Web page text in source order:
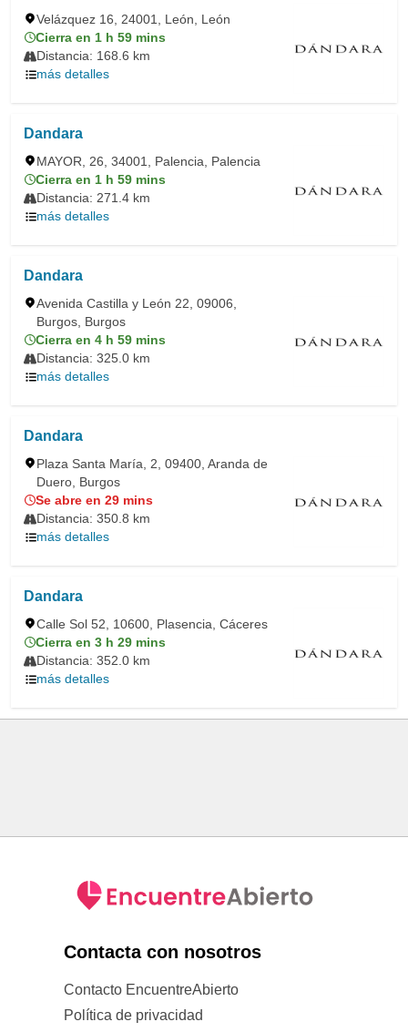
Velázquez 16, 24001, León, León
Cierra en 1 h 59 mins
Distancia: 168.6 km
más detalles
Dandara
MAYOR, 26, 34001, Palencia, Palencia
Cierra en 1 h 59 mins
Distancia: 271.4 km
más detalles
Dandara
Avenida Castilla y León 22, 09006,
Burgos, Burgos
Cierra en 4 h 59 mins
Distancia: 325.0 km
más detalles
Dandara
Plaza Santa María, 2, 09400, Aranda de
Duero, Burgos
Se abre en 29 mins
Distancia: 350.8 km
más detalles
Dandara
Calle Sol 52, 10600, Plasencia, Cáceres
Cierra en 3 h 29 mins
Distancia: 352.0 km
más detalles
Contacta con nosotros
Contacto EncuentreAbierto
Política de privacidad